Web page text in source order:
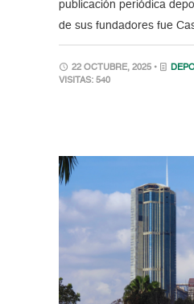
publicación periódica
de sus fundadores fue
22 OCTUBRE, 2025 •
VISITAS: 540